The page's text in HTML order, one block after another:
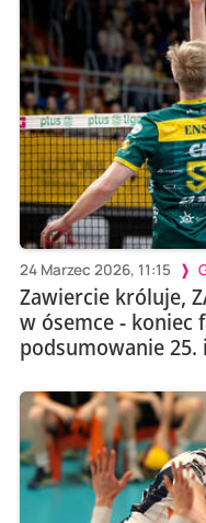
24 Marzec 2026, 11:15
Zawiercie króluje,
w ósemce - koniec
podsumowanie 25.